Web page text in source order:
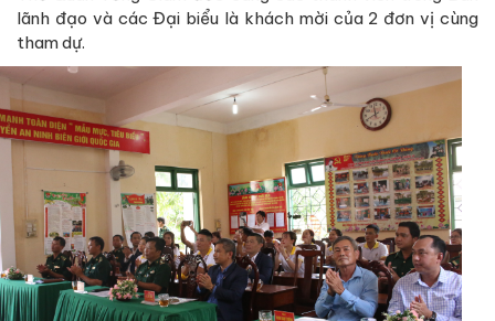
lãnh đạo và các Đại biểu là khách mời của 2 đơn vị cùng
tham dự.